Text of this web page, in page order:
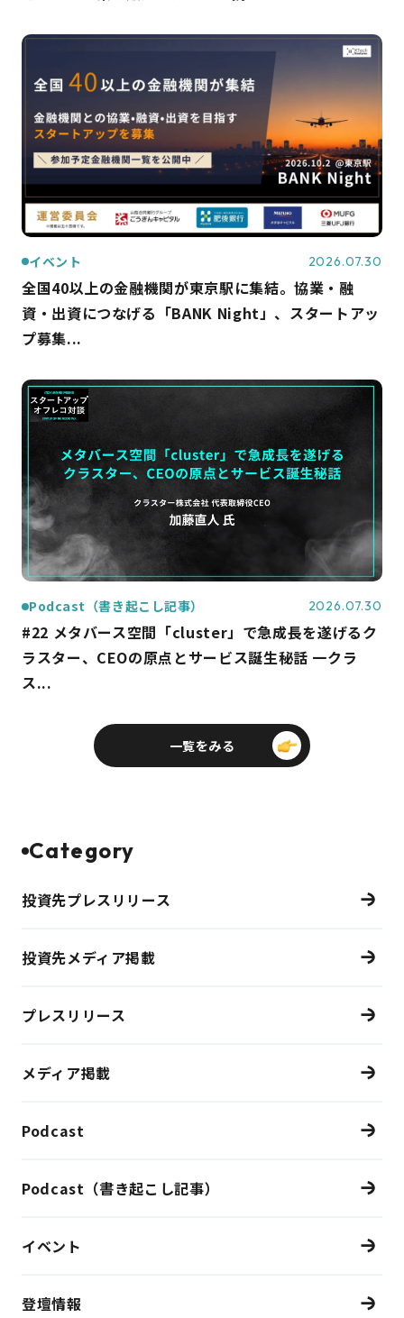
イベント 2026.07.30
全国40以上の金融機関が東京駅に集結。協業・融
資・出資につなげる「BANK Night」、スタートアッ
プ募集...
Podcast（書き起こし記事） 2026.07.30
#22 メタバース空間「cluster」で急成長を遂げるク
ラスター、CEOの原点とサービス誕生秘話 一クラ
ス...
一覧をみる
Category
投資先プレスリリース
投資先メディア掲載
プレスリリース
メディア掲載
Podcast
Podcast（書き起こし記事）
イベント
登壇情報